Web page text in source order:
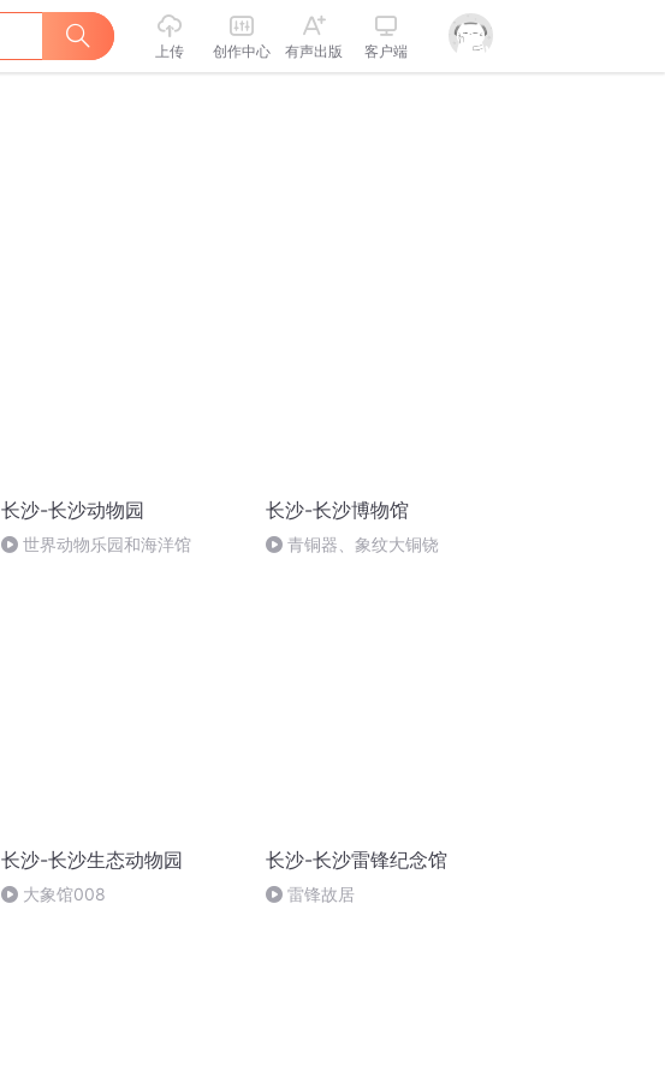
上传 创作中心 有声出版 客户端
长沙-长沙动物园
世界动物乐园和海洋馆
长沙-长沙博物馆
青铜器、象纹大铜铙
长沙-长沙生态动物园
大象馆008
长沙-长沙雷锋纪念馆
雷锋故居